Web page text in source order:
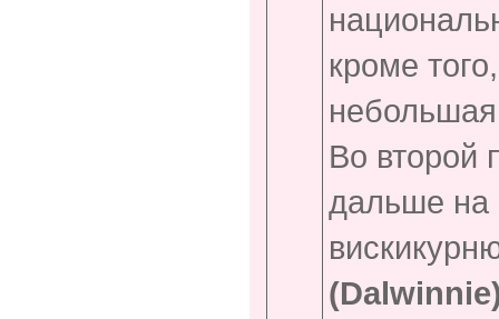
кроме
Во второй
дальше на
(Dalwinnie